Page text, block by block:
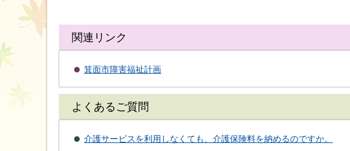
関連リンク
箕面市障害福祉計画
よくあるご質問
介護サービスを利用しなくても、介護保険料を納めるのですか。